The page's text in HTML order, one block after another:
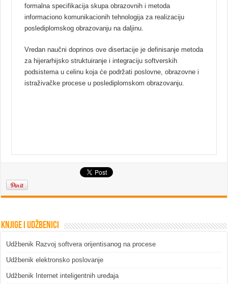
formalna specifikacija skupa obrazovnih i metoda
informaciono komunikacionih tehnologija za realizaciju
poslediplomskog obrazovanju na daljinu.
Vredan naučni doprinos ove disertacije je definisanje metoda
za hijerarhijsko struktuiranje i integraciju softverskih
podsistema u celinu koja će podržati poslovne, obrazovne i
istraživačke procese u poslediplomskom obrazovanju.
Knjige i udžbenici
Udžbenik Razvoj softvera orijentisanog na procese
Udžbenik elektronsko poslovanje
Udžbenik Internet inteligentnih uređaja